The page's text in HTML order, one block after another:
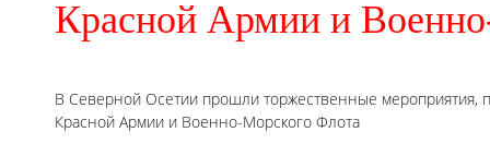
Красной Армии и
В Северной Осетии прошли торжественные мероприятия,
Красной Армии и Военно-Морского Флота